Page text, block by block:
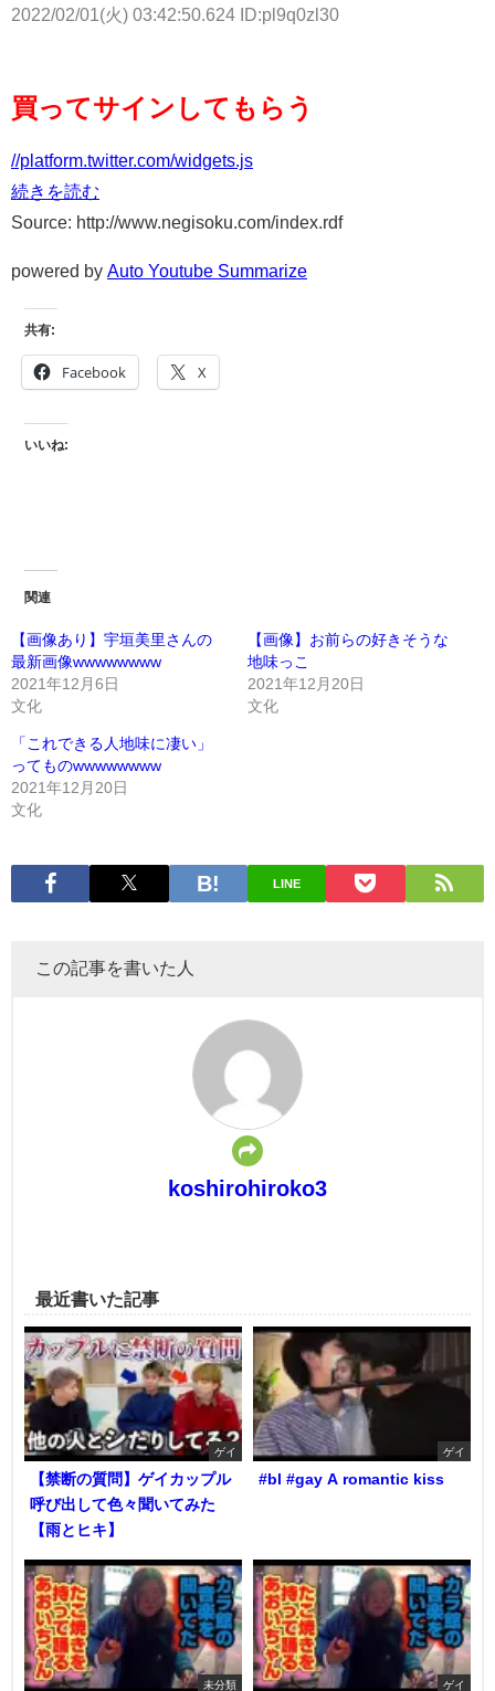
2022/02/01(火) 03:42:50.624 ID:pl9q0zl30
買ってサインしてもらう
//platform.twitter.com/widgets.js
続きを読む
Source: http://www.negisoku.com/index.rdf
powered by Auto Youtube Summarize
共有:
Facebook X
いいね:
関連
【画像あり】宇垣美里さんの
最新画像wwwwwwww
2021年12月6日
文化
【画像】お前らの好きそうな
地味っこ
2021年12月20日
文化
「これできる人地味に凄い」
ってものwwwwwwww
2021年12月20日
文化
LINE
この記事を書いた人
koshirohiroko3
最近書いた記事
ゲイ
【禁断の質問】ゲイカップル
呼び出して色々聞いてみた
【雨とヒキ】
ゲイ
#bl #gay A romantic kiss
未分類 ゲイ